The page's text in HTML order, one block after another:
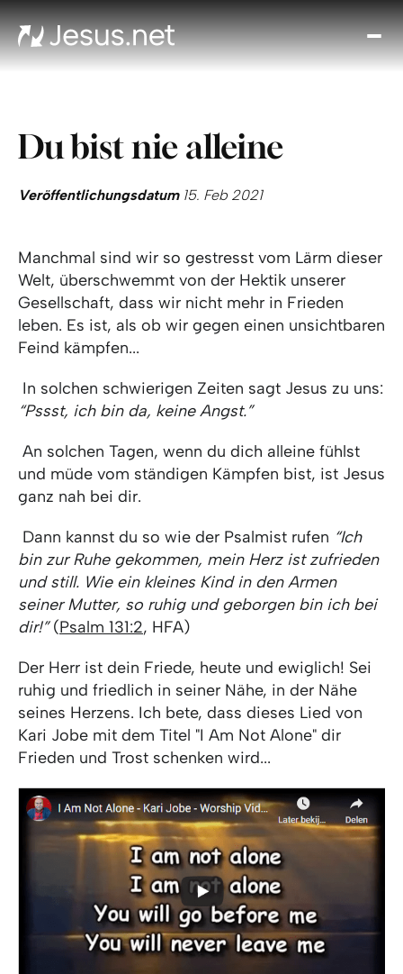
Du bist nie alleine
Veröffentlichungsdatum15. Feb 2021
Manchmal sind wir so gestresst vom Lärm dieser
Welt, überschwemmt von der Hektik unserer
Gesellschaft, dass wir nicht mehr in Frieden
leben. Es ist, als ob wir gegen einen unsichtbaren
Feind kämpfen...
In solchen schwierigen Zeiten sagt Jesus zu uns:
“Pssst, ich bin da, keine Angst.”
An solchen Tagen, wenn du dich alleine fühlst
und müde vom ständigen Kämpfen bist, ist Jesus
ganz nah bei dir.
Dann kannst du so wie der Psalmist rufen “Ich
bin zur Ruhe gekommen, mein Herz ist zufrieden
und still. Wie ein kleines Kind in den Armen
seiner Mutter, so ruhig und geborgen bin ich bei
dir!”(Psalm 131:2, HFA)
Der Herr ist dein Friede, heute und ewiglich! Sei
ruhig und friedlich in seiner Nähe, in der Nähe
seines Herzens. Ich bete, dass dieses Lied von
Kari Jobe mit dem Titel "I Am Not Alone" dir
Frieden und Trost schenken wird...